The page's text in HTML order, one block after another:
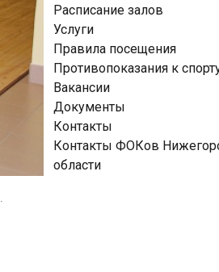
Расписание залов
Услуги
Правила посещения
Противопоказания к
Вакансии
Документы
Контакты
Контакты ФОКов
области